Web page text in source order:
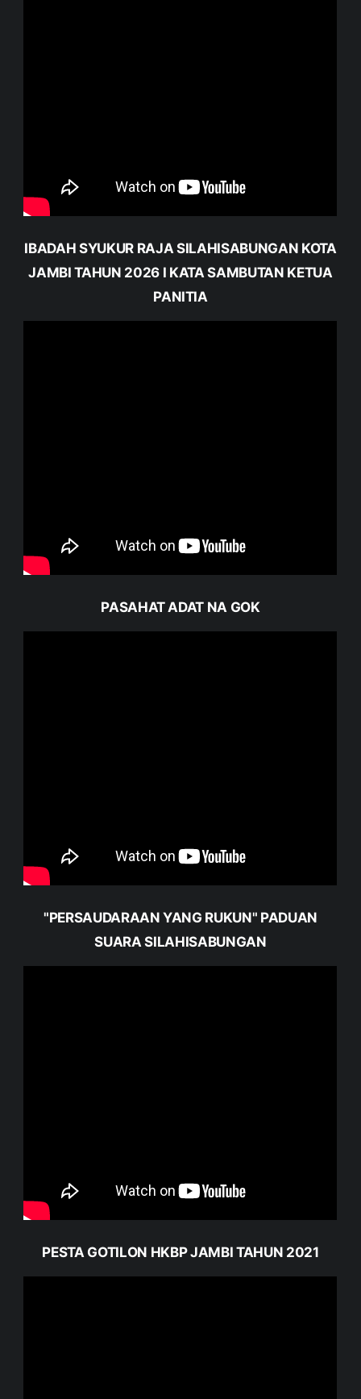
IBADAH SYUKUR RAJA SILAHISABUNGAN KOTA
JAMBI TAHUN 2026 I KATA SAMBUTAN KETUA
PANITIA
PASAHAT ADAT NA GOK
"PERSAUDARAAN YANG RUKUN" PADUAN
SUARA SILAHISABUNGAN
PESTA GOTILON HKBP JAMBI TAHUN 2021